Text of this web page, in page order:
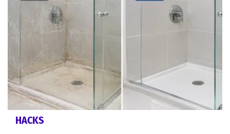
HACKS